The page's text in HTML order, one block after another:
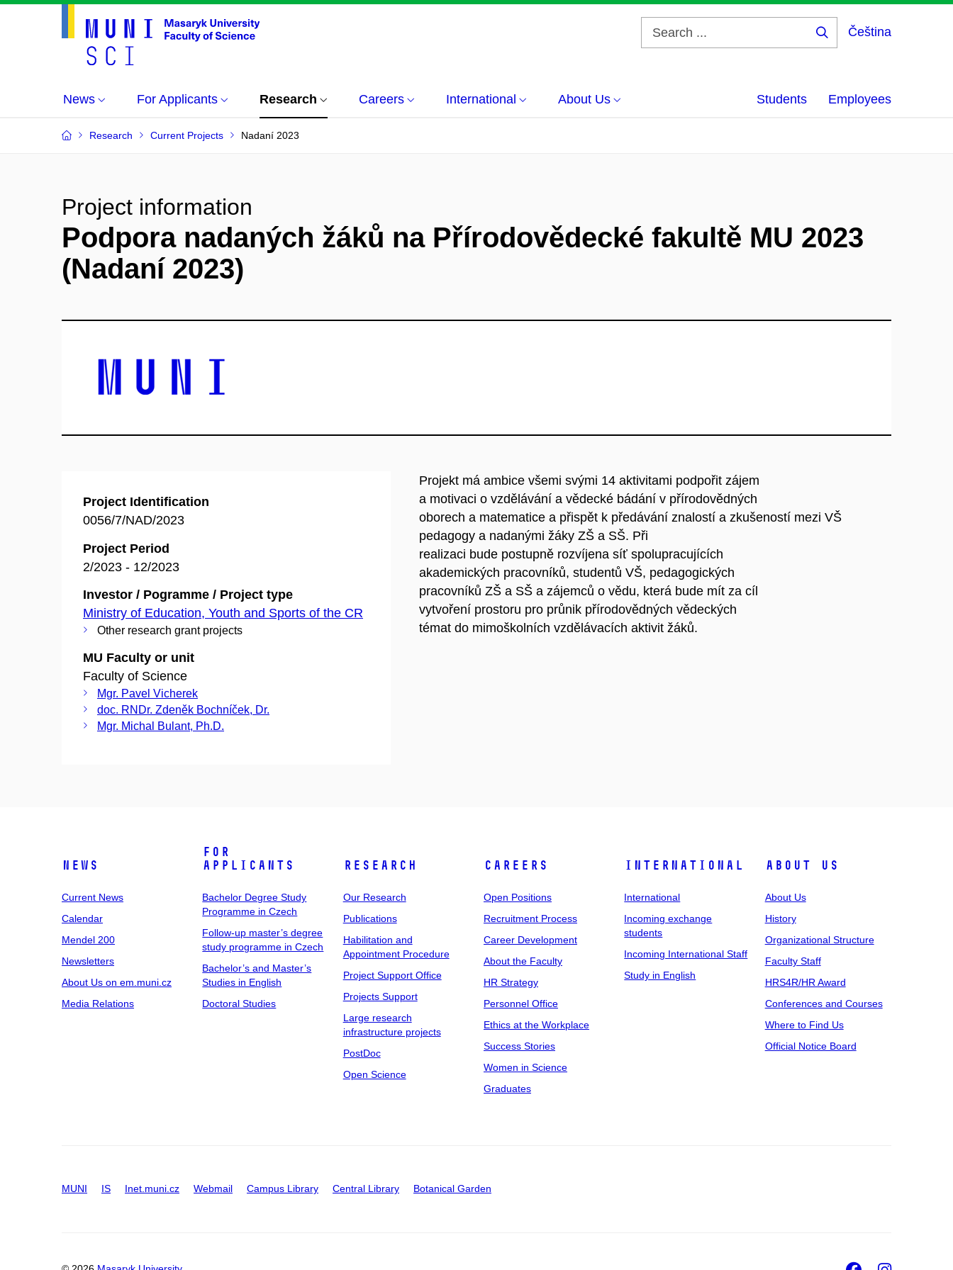
Čeština
News For Applicants Research Careers International About Us Students Employees
Research Current Projects Nadaní 2023
Project information
Podpora nadaných žáků na Přírodovědecké fakultě MU 2023
(Nadaní 2023)
Project Identification
0056/7/NAD/2023
Project Period
2/2023 - 12/2023
Investor / Pogramme / Project type
Ministry of Education, Youth and Sports of the CR
Other research grant projects
MU Faculty or unit
Faculty of Science
Mgr. Pavel Vicherek
doc. RNDr. Zdeněk Bochníček, Dr.
Mgr. Michal Bulant, Ph.D.
Projekt má ambice všemi svými 14 aktivitami podpořit zájem
a motivaci o vzdělávání a vědecké bádání v přírodovědných
oborech a matematice a přispět k předávání znalostí a zkušeností mezi VŠ
pedagogy a nadanými žáky ZŠ a SŠ. Při
realizaci bude postupně rozvíjena síť spolupracujících
akademických pracovníků, studentů VŠ, pedagogických
pracovníků ZŠ a SŠ a zájemců o vědu, která bude mít za cíl
vytvoření prostoru pro průnik přírodovědných vědeckých
témat do mimoškolních vzdělávacích aktivit žáků.
News
Current News
Calendar
Mendel 200
Newsletters
About Us on em.muni.cz
Media Relations
For
Applicants
Bachelor Degree Study
Programme in Czech
Follow-up master’s degree
study programme in Czech
Bachelor’s and Master’s
Studies in English
Doctoral Studies
Research
Our Research
Publications
Habilitation and
Appointment Procedure
Project Support Office
Projects Support
Large research
infrastructure projects
PostDoc
Open Science
Careers
Open Positions
Recruitment Process
Career Development
About the Faculty
HR Strategy
Personnel Office
Ethics at the Workplace
Success Stories
Women in Science
Graduates
International
International
Incoming exchange
students
Incoming International Staff
Study in English
About Us
About Us
History
Organizational Structure
Faculty Staff
HRS4R/HR Award
Conferences and Courses
Where to Find Us
Official Notice Board
MUNI IS Inet.muni.cz Webmail Campus Library Central Library Botanical Garden